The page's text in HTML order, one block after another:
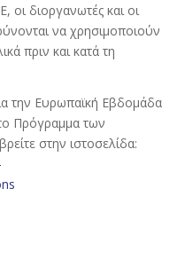
οι διοργανωτές και οι
να χρησιμοποιούν
πριν και κατά τη
την Ευρωπαϊκή Εβδομάδα
Πρόγραμμα των
στην ιστοσελίδα: